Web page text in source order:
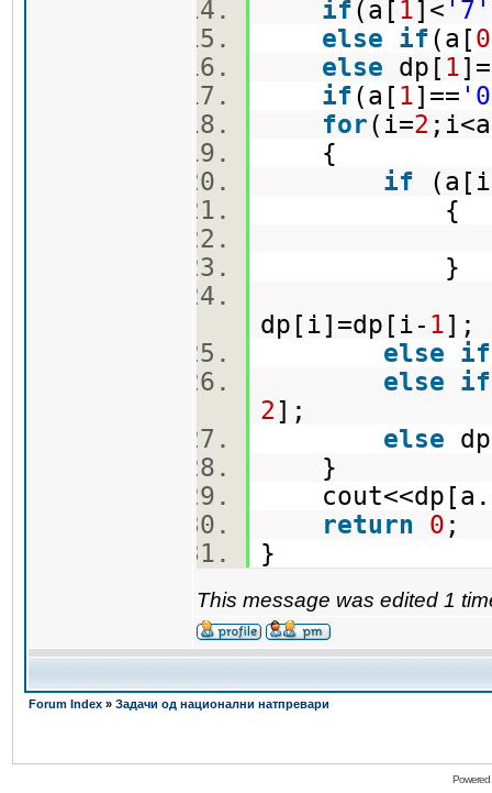
if(a[ 1]< '7'
else
if(a[0
else dp[ 1]=
if(a[ 1]==
for(i=2
{
if
{
}
dp[i]=dp[i- 1
else
if
else
if
2];
else
}
return
0 ;
}
This message was edited 1
Forum Index » Задачи од национални натпревари